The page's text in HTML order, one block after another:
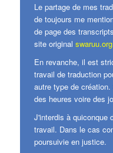
Le partage de mes
de toujours me
de page des
site originalswaruu.org
En revanche, il est
travail de traduction
autre type de
des heures voire des
J'interdis à quiconque
travail. Dans le cas
poursuivie en justice.